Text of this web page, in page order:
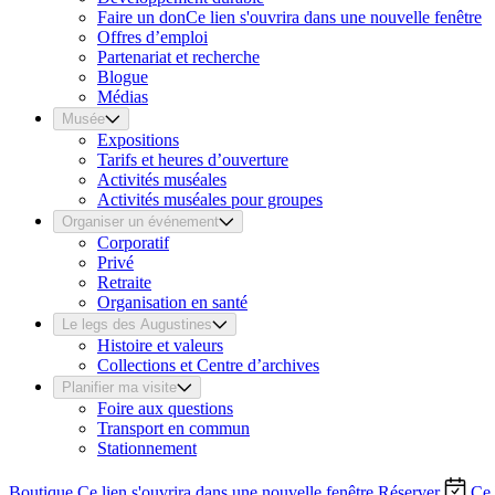
Faire un donCe lien s'ouvrira dans une nouvelle fenêtre
Offres d’emploi
Partenariat et recherche
Blogue
Médias
Musée
Expositions
Tarifs et heures d’ouverture
Activités muséales
Activités muséales pour groupes
Organiser un événement
Corporatif
Privé
Retraite
Organisation en santé
Le legs des Augustines
Histoire et valeurs
Collections et Centre d’archives
Planifier ma visite
Foire aux questions
Transport en commun
Stationnement